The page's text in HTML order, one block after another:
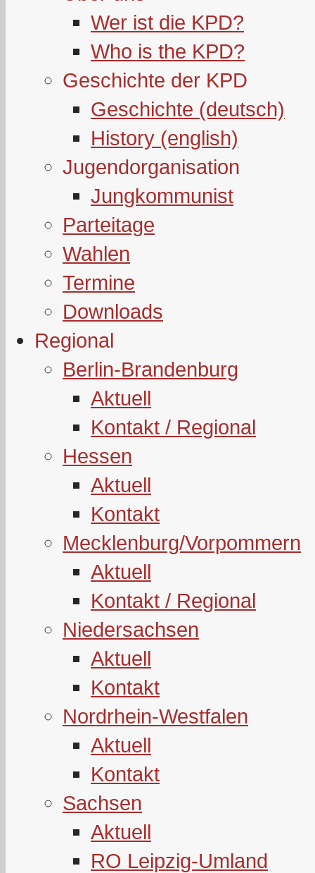
Wer ist die KPD?
Who is the KPD?
Geschichte der KPD
Geschichte (deutsch)
History (english)
Jugendorganisation
Jungkommunist
Parteitage
Wahlen
Termine
Downloads
Regional
Berlin-Brandenburg
Aktuell
Kontakt / Regional
Hessen
Aktuell
Kontakt
Mecklenburg/Vorpommern
Aktuell
Kontakt / Regional
Niedersachsen
Aktuell
Kontakt
Nordrhein-Westfalen
Aktuell
Kontakt
Sachsen
Aktuell
RO Leipzig-Umland